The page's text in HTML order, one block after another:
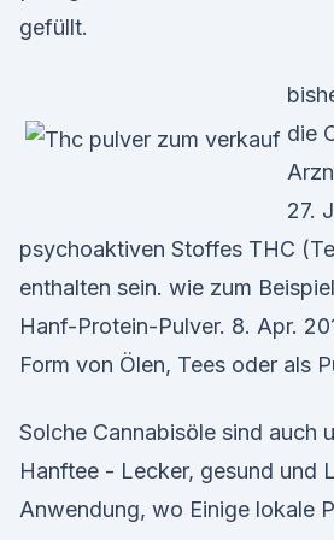
gefüllt.
die
27.
psychoaktiven Stoffes THC
enthalten sein. wie zum
Hanf-Protein-Pulver. 8. Apr.
Form von Ölen, Tees oder als
Solche Cannabisöle sind auch
Hanftee - Lecker, gesund und
Anwendung, wo Einige lokale